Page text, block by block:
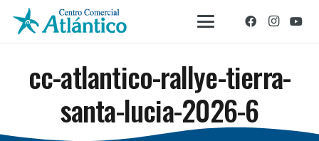
cc-atlantico-rallye-tierra-
santa-lucia-2026-6